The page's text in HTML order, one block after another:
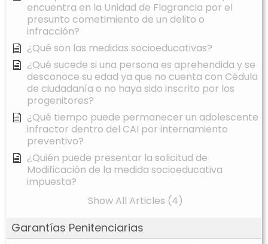
encuentra en la Unidad de Flagrancia por el
presunto cometimiento de un delito o
infracción?
¿Qué son las medidas socioeducativas?
¿Qué sucede si una persona es aprehendida y se
desconoce su edad ya que no cuenta con Cédula
de ciudadanía o no haya sido inscrito por los
progenitores?
¿Qué tiempo puede permanecer un adolescente
infractor dentro del CAI por internamiento
preventivo?
¿Quién puede presentar la solicitud de
Modificación de la medida socioeducativa
impuesta?
Show All Articles (4)
Garantías Penitenciarias